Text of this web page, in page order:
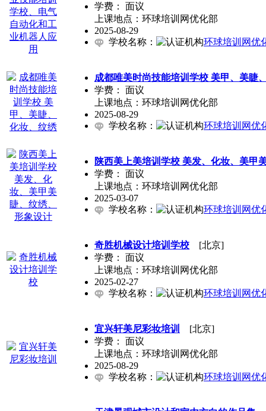
学费： 面议
上课地点：环球培训网优化部
2025-08-29
学校名称：
环球培训网优
成都唯美时尚技能培训学校 美甲、美睫
学费： 面议
上课地点：环球培训网优化部
2025-08-29
学校名称：
环球培训网优
陕西美上美培训学校 美发、化妆、美甲
学费： 面议
上课地点：环球培训网优化部
2025-03-07
学校名称：
环球培训网优
奇胜机械设计培训学校 [北京]
学费： 面议
上课地点：环球培训网优化部
2025-02-27
学校名称：
环球培训网优
宜兴轩美尼彩妆培训
[北京]
学费： 面议
上课地点：环球培训网优化部
2025-08-29
学校名称：
环球培训网优